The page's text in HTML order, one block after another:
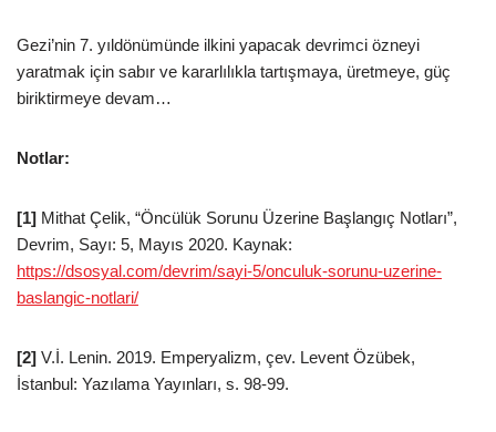
Gezi’nin 7. yıldönümünde ilkini yapacak devrimci özneyi
yaratmak için sabır ve kararlılıkla tartışmaya, üretmeye, güç
biriktirmeye devam…
Notlar:
[1] Mithat Çelik, “Öncülük Sorunu Üzerine Başlangıç Notları”,
Devrim, Sayı: 5, Mayıs 2020. Kaynak:
https://dsosyal.com/devrim/sayi-5/onculuk-sorunu-uzerine-
baslangic-notlari/
[2] V.İ. Lenin. 2019. Emperyalizm, çev. Levent Özübek,
İstanbul: Yazılama Yayınları, s. 98-99.